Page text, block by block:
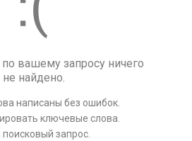
вашему запросу ничего
не найдено.
написаны без ошибок.
ключевые слова.
поисковый запрос.